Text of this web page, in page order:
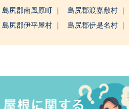
島尻郡南風原町
島尻郡渡嘉敷村
島尻郡伊平屋村
島尻郡伊是名村